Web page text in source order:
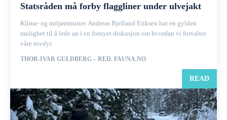
Statsråden må forby flaggliner under ulvejakt
Klima- og miljøminister Andreas Bjelland Eriksen har en gylden
mulighet til å lede an i en fornyet diskusjon om hvordan vi forvalter
våre rovdyr.
THOR-IVAR GULDBERG – RED. FAUNA.NO
READ